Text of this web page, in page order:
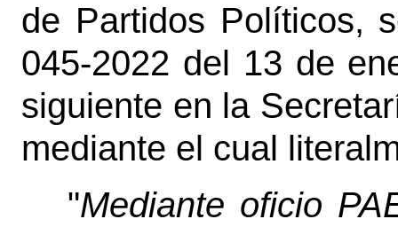
de Partidos Políticos,
045-2022 del 13 de
siguiente en la
mediante el cual
"Mediante oficio